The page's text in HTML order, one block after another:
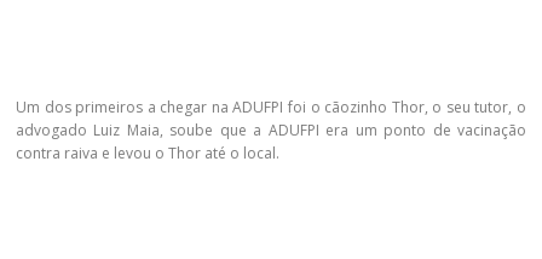
Um dos primeiros a chegar na ADUFPI foi o cãozinho Thor, o seu tutor, o
advogado Luiz Maia, soube que a ADUFPI era um ponto de vacinação
contra raiva e levou o Thor até o local.